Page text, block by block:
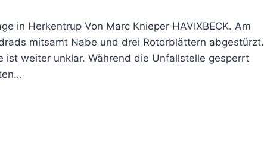
in Herkentrup Von Marc Knieper HAVIXBECK. Am
mitsamt Nabe und drei Rotorblättern abgestürzt.
weiter unklar. Während die Unfallstelle gesperrt